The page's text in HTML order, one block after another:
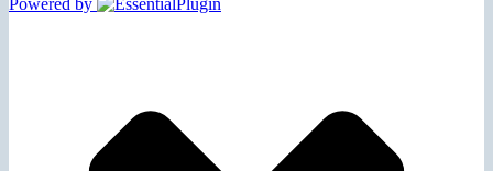
Powered by